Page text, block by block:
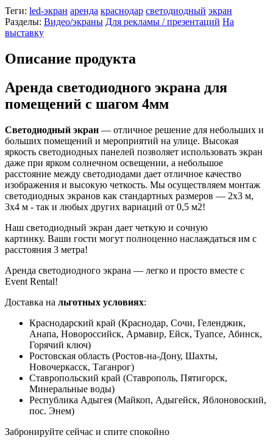
Теги: led-экран аренда краснодар светодиодный экран
Разделы: Видео/экраны Для рекламы / презентаций На
выставку
Описание продукта
Аренда светодиодного экрана для
помещений с шагом 4мм
Светодиодный экран — отличное решение для небольших и
больших помещений и мероприятий на улице. Высокая
яркость светодиодных панелей позволяет использовать экран
даже при ярком солнечном освещении, а небольшое
расстояние между светодиодами дает отличное качество
изображения и высокую четкость. Мы осуществляем монтаж
светодиодных экранов как стандартных размеров — 2х3 м,
3х4 м - так и любых других вариаций от 0,5 м2!
Наш светодиодный экран дает четкую и сочную
картинку. Ваши гости могут полноценно наслаждаться им с
расстояния 3 метра!
Аренда светодиодного экрана — легко и просто вместе с
Event Rental!
Доставка на льготных условиях:
Краснодарский край (Краснодар, Сочи, Геленджик,
Анапа, Новороссийск, Армавир, Ейск, Туапсе, Абинск,
Горячий ключ)
Ростовская область (Ростов-на-Дону, Шахты,
Новочеркасск, Таганрог)
Ставропольский край (Ставрополь, Пятигорск,
Минеральные воды)
Республика Адыгея (Майкоп, Адыгейск, Яблоновоский,
пос. Энем)
Забронируйте сейчас и спите спокойно